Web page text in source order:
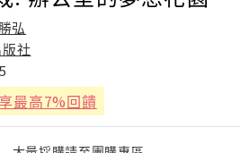
弘
社
最高7%回饋